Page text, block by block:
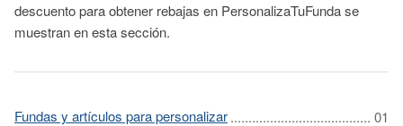
descuento para obtener rebajas en PersonalizaTuFunda se
muestran en esta sección.
Fundas y artículos para personalizar